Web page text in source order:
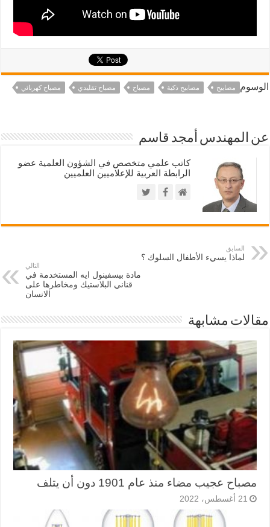
الوسوم مصابيح مصابيح ذكية مصباح مصباح تقليدي مصباح كهربائي
عن المهندس أمجد قاسم
كاتب علمي متخصص في الشؤون العلمية عضو
الرابطة العربية للإعلاميين العلميين
السابق
لماذا يسيء الأطفال السلوك ؟
التالي
مادة بيسفينول ايه المستخدمة في
قناني البلاستيك ومخاطرها على
الانسان
مقالات مشابهة
مصباح عجيب مضاء منذ عام 1901 دون أن يتلف
21 أغسطس، 2022